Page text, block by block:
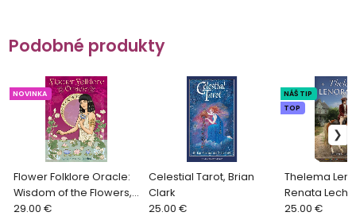
Podobné produkty
Flower Folklore Oracle:
Wisdom of the Flowers,
Catherine C. Caprino
NOVINKA
29.00 €
Celestial Tarot, Brian
Clark
25.00 €
Thelema
Renata
NÁŠ TIP
TOP
25.00 €